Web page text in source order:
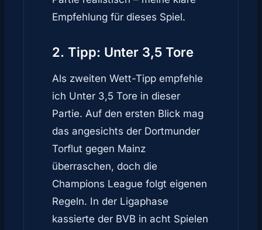
Empfehlung für dieses Spiel.
2. Tipp: Unter 3,5 Tore
Als zweiten Wett-Tipp empfehle
ich Unter 3,5 Tore in dieser
Partie. Auf den ersten Blick mag
das angesichts der Dortmunder
Torflut gegen Mainz
überraschen, doch die
Champions League folgt eigenen
Regeln. In der Ligaphase
kassierte der BVB in acht Spielen